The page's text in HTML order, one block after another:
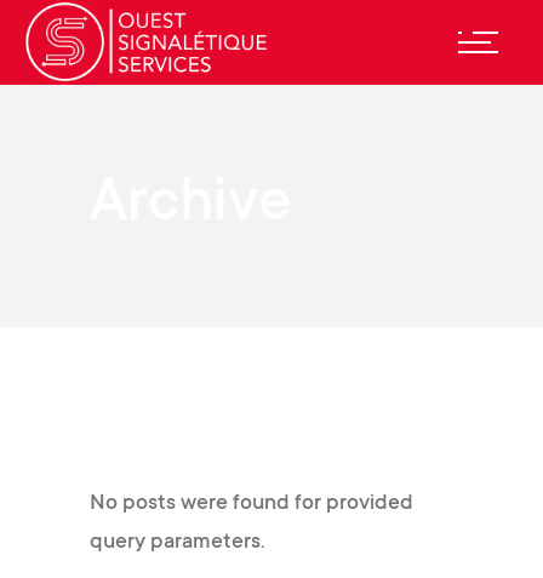
No posts were found for provided
query parameters.